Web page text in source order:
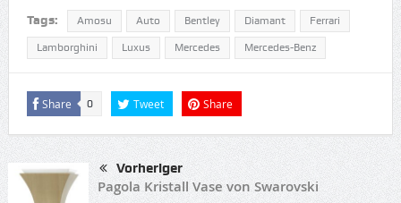
Tags: Amosu Auto Bentley Diamant Ferrari
Lamborghini Luxus Mercedes Mercedes-Benz
Share 0 Tweet Share
Vorheriger
Pagola Kristall Vase von Swarovski